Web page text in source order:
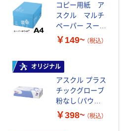
コピー用紙 ア
スクル マルチ
ペーパー スーパ
ーホワイト+
￥149~ （税込）
オリジナル
アスクル プラス
チックグローブ
粉なし（パウダ
ーフリー）
￥398~ （税込）